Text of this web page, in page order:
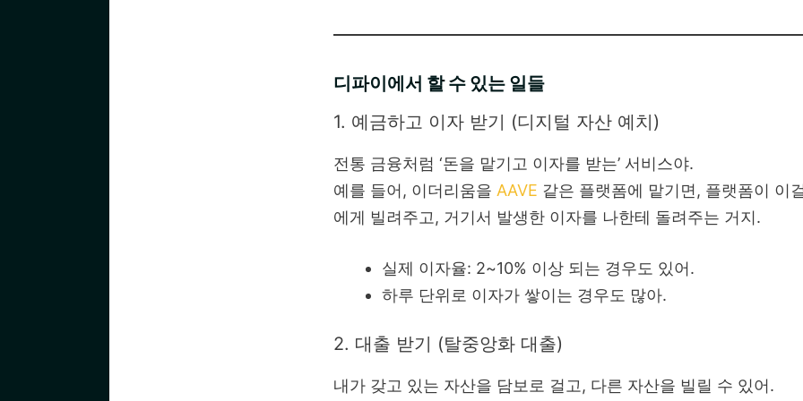
디파이에서 할 수 있는 일들
1. 예금하고 이자 받기 (디지털 자산 예치)
전통 금융처럼 ‘돈을 맡기고 이자를 받는’ 서비스야.
예를 들어, 이더리움을 AAVE 같은 플랫폼에 맡기면, 플랫폼이 이
에게 빌려주고, 거기서 발생한 이자를 나한테 돌려주는 거지.
실제 이자율: 2~10% 이상 되는 경우도 있어.
하루 단위로 이자가 쌓이는 경우도 많아.
2. 대출 받기 (탈중앙화 대출)
내가 갖고 있는 자산을 담보로 걸고, 다른 자산을 빌릴 수 있어.